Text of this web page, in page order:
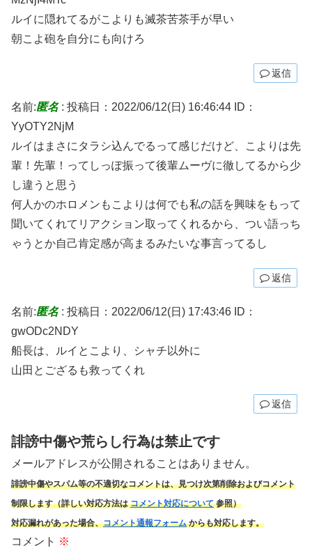
ルイに隠れてるがこよりも滅茶苦茶手が早い
朝こよ砲を自分にも向けろ
返信
名前:匿名: 投稿日：2022/06/12(日) 16:46:44 ID：
YyOTY2NjM
ルイはまさにタラシ込んでるって感じだけど、こよりは先
輩！先輩！ってしっぽ振って後輩ムーヴに徹してるから少
し違うと思う
何人かのホロメンもこよりは何でも私の話を興味をもって
聞いてくれてリアクション取ってくれるから、つい語っち
ゃうとか自己肯定感が高まるみたいな事言ってるし
返信
名前:匿名: 投稿日：2022/06/12(日) 17:43:46 ID：
gwODc2NDY
船長は、ルイとこより、シャチ以外に
山田とござるも救ってくれ
返信
誹謗中傷や荒らし行為は禁止です
メールアドレスが公開されることはありません。
誹謗中傷やスパム等の不適切なコメントは、見つけ次第削除およびコメント
制限します（詳しい対応方法はコメント対応について参照）
対応漏れがあった場合、コメント通報フォームからも対応します。
コメント ※